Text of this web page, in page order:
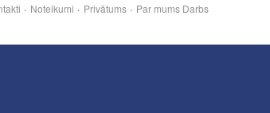
Noteikumi Privātums Par mums Darbs